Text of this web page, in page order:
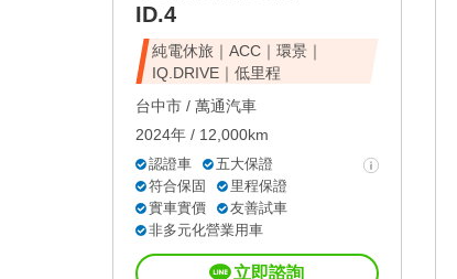
ID.4
純電休旅｜ACC｜環景｜
IQ.DRIVE｜低里程
台中市 / 萬通汽車
2024年 / 12,000km
認證車
五大保證
符合保固
里程保證
實車實價
友善試車
非多元化營業用車
立即諮詢